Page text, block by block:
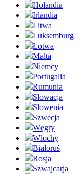
Holandia
Irlandia
Litwa
Luksemburg
Łotwa
Malta
Niemcy
Portugalia
Rumunia
Słowacja
Słowenia
Szwecja
Węgry
Włochy
Białoruś
Rosja
Szwajcarja